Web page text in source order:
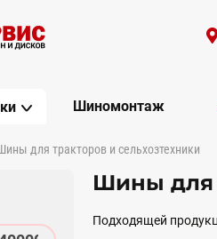
Шиномонтаж
для тракторов и сельхозтехники
Шины для
Подходящей